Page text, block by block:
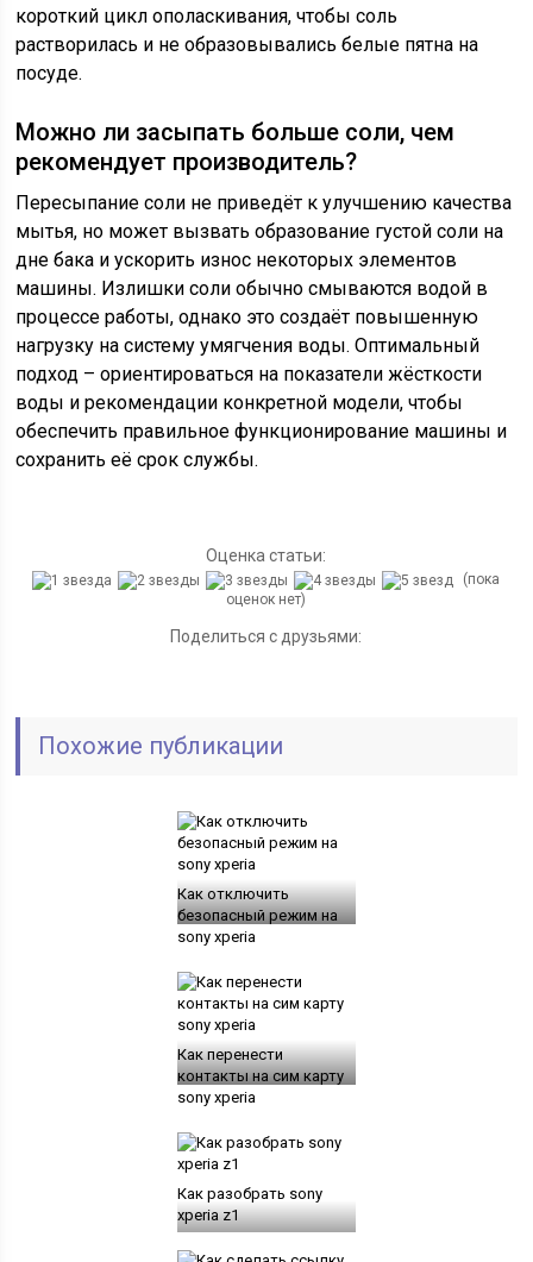
короткий цикл ополаскивания, чтобы соль
растворилась и не образовывались белые пятна на
посуде.
Можно ли засыпать больше соли, чем
рекомендует производитель?
Пересыпание соли не приведёт к улучшению качества
мытья, но может вызвать образование густой соли на
дне бака и ускорить износ некоторых элементов
машины. Излишки соли обычно смываются водой в
процессе работы, однако это создаёт повышенную
нагрузку на систему умягчения воды. Оптимальный
подход – ориентироваться на показатели жёсткости
воды и рекомендации конкретной модели, чтобы
обеспечить правильное функционирование машины и
сохранить её срок службы.
Оценка статьи:
(пока
оценок нет)
Поделиться с друзьями:
Похожие публикации
Как отключить
безопасный режим на
sony xperia
Как перенести
контакты на сим карту
sony xperia
Как разобрать sony
xperia z1